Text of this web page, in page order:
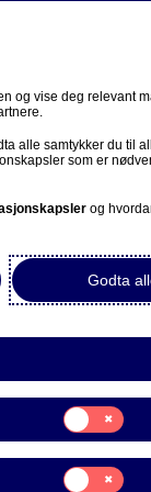
& innsikt
og vise deg relevant
alle samtykker du til
som er
og
Godta
Samtykke
til:
Statistikk
Samtykke